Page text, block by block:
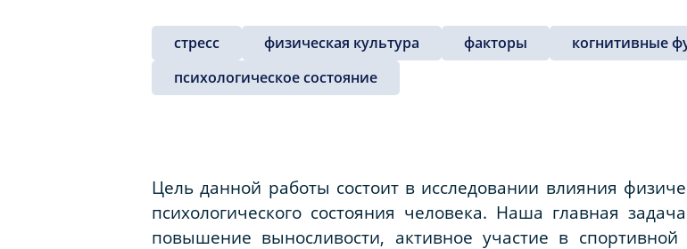
стресс физическая культура факторы
когнитивные
психологическое состояние
Цель данной работы состоит в исследовании влияния
психологического состояния человека. Наша главная
повышение выносливости, активное участие в